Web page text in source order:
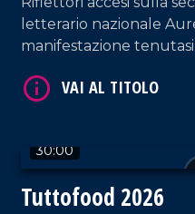
letterario nazionale
manifestazione
Consulta della Cultura.
30:00
Tuttofood 2026
VAI AL TITOLO